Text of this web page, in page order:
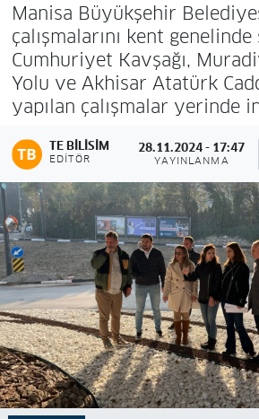
Manisa Büyükşehir
çalışmalarını kent
Cumhuriyet Kavşağı,
Yolu ve Akhisar Atatürk
yapılan çalışmalar yerinde
TE BILISIM
EDITÖR
28.11.2024 - 17:47
YAYINLANMA